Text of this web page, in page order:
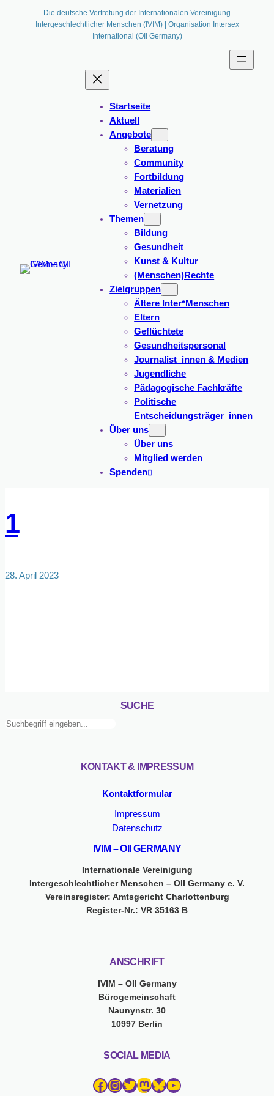
Die deutsche Vertretung der Internationalen Vereinigung
Intergeschlechtlicher Menschen (IVIM) | Organisation Intersex
International (OII Germany)
Startseite
Aktuell
Angebote
Beratung
Community
Fortbildung
Materialien
Vernetzung
Themen
Bildung
Gesundheit
Kunst & Kultur
(Menschen)Rechte
Zielgruppen
Ältere Inter*Menschen
Eltern
Geflüchtete
Gesundheitspersonal
Journalist_innen & Medien
Jugendliche
Pädagogische Fachkräfte
Politische
Entscheidungsträger_innen
Über uns
Über uns
Mitglied werden
Spenden
1
28. April 2023
SUCHE
Suchen
KONTAKT & IMPRESSUM
Kontaktformular
Impressum
Datenschutz
IVIM – OII GERMANY
Internationale Vereinigung
Intergeschlechtlicher Menschen – OII Germany e. V.
Vereinsregister: Amtsgericht Charlottenburg
Register-Nr.: VR 35163 B
ANSCHRIFT
IVIM – OII Germany
Bürogemeinschaft
Naunynstr. 30
10997 Berlin
SOCIAL MEDIA
Facebook InstagramTwitter Mastodon Bluesky YouTube